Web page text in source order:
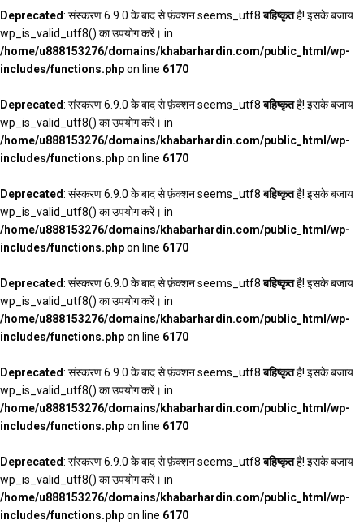
Deprecated: संस्करण 6.9.0 के बाद से फ़ंक्शन seems_utf8बहिष्कृतहै! इसके बजाय
wp_is_valid_utf8() का उपयोग करें। in
/home/u888153276/domains/khabarhardin.com/public_html/wp-
includes/functions.phpon line 6170
Deprecated: संस्करण 6.9.0 के बाद से फ़ंक्शन seems_utf8बहिष्कृतहै! इसके बजाय
wp_is_valid_utf8() का उपयोग करें। in
/home/u888153276/domains/khabarhardin.com/public_html/wp-
includes/functions.phpon line 6170
Deprecated: संस्करण 6.9.0 के बाद से फ़ंक्शन seems_utf8बहिष्कृतहै! इसके बजाय
wp_is_valid_utf8() का उपयोग करें। in
/home/u888153276/domains/khabarhardin.com/public_html/wp-
includes/functions.phpon line 6170
Deprecated: संस्करण 6.9.0 के बाद से फ़ंक्शन seems_utf8बहिष्कृतहै! इसके बजाय
wp_is_valid_utf8() का उपयोग करें। in
/home/u888153276/domains/khabarhardin.com/public_html/wp-
includes/functions.phpon line 6170
Deprecated: संस्करण 6.9.0 के बाद से फ़ंक्शन seems_utf8बहिष्कृतहै! इसके बजाय
wp_is_valid_utf8() का उपयोग करें। in
/home/u888153276/domains/khabarhardin.com/public_html/wp-
includes/functions.phpon line 6170
Deprecated: संस्करण 6.9.0 के बाद से फ़ंक्शन seems_utf8बहिष्कृतहै! इसके बजाय
wp_is_valid_utf8() का उपयोग करें। in
/home/u888153276/domains/khabarhardin.com/public_html/wp-
includes/functions.phpon line 6170